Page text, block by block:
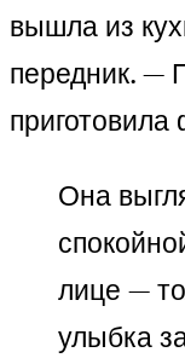
вышла из
передник. —
Она
лице —
улыбка